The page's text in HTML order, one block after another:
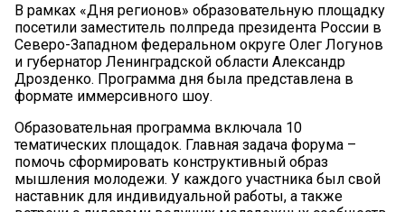
В рамках «Дня регионов» образовательную площадку
посетили заместитель полпреда президента России в
Северо-Западном федеральном округе Олег Логунов
и губернатор Ленинградской области Александр
Дрозденко. Программа дня была представлена в
формате иммерсивного шоу.
Образовательная программа включала 10
тематических площадок. Главная задача форума –
помочь сформировать конструктивный образ
мышления молодежи. У каждого участника был свой
наставник для индивидуальной работы, а также